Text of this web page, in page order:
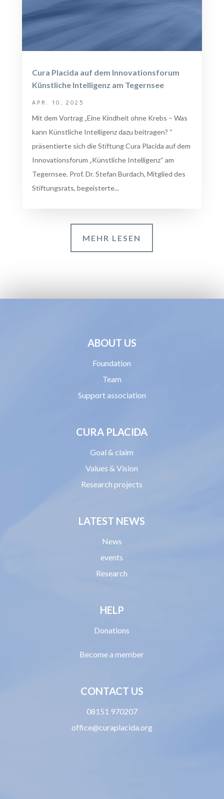
Cura Placida auf dem Innovationsforum
Künstliche Intelligenz am Tegernsee
APR. 10, 2025
Mit dem Vortrag „Eine Kindheit ohne Krebs – Was
kann Künstliche Intelligenz dazu beitragen? “
präsentierte sich die Stiftung Cura Placida auf dem
Innovationsforum „Künstliche Intelligenz“ am
Tegernsee. Prof. Dr. Stefan Burdach, Mitglied des
Stiftungsrats, begeisterte...
MEHR LESEN
ABOUT US
Foundation
Team
Support association
CURA PLACIDA
Goal & claim
Values & Vision
Research projects
LATEST NEWS
News
events
Research
HELP
Donations
Become a member
CONTACT US
08151 970207
office@curaplacida.org